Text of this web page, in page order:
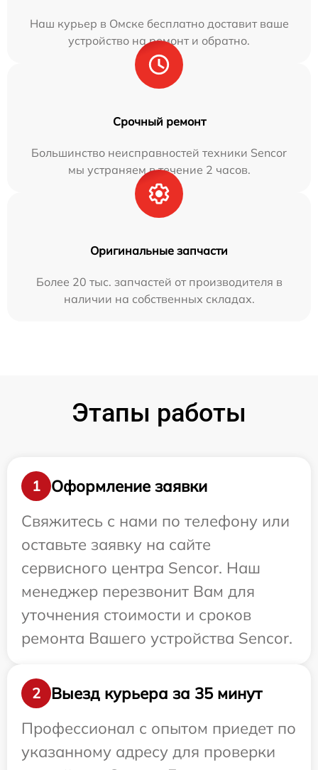
Наш курьер в Омске бесплатно доставит ваше
устройство на ремонт и обратно.
Срочный ремонт
Большинство неисправностей техники Sencor
мы устраняем в течение 2 часов.
Оригинальные запчасти
Более 20 тыс. запчастей от производителя в
наличии на собственных складах.
Этапы работы
1
Оформление заявки
Свяжитесь с нами по телефону или
оставьте заявку на сайте
сервисного центра Sencor. Наш
менеджер перезвонит Вам для
уточнения стоимости и сроков
ремонта Вашего устройства Sencor.
2
Выезд курьера за 35 минут
Профессионал с опытом приедет по
указанному адресу для проверки